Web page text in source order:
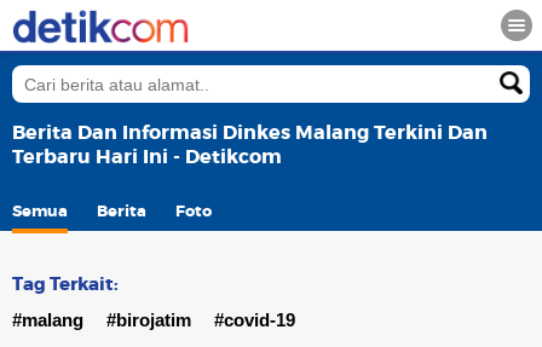
Berita Dan Informasi Dinkes Malang Terkini Dan
Terbaru Hari Ini - Detikcom
Semua Berita Foto
Tag Terkait:
#malang #birojatim
#covid-19